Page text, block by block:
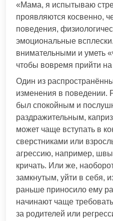
«Мама, я испытываю
проявляются косвенно,
поведения,
эмоциональные
внимательными и уметь
чтобы вовремя прийти
Один из
изменения в поведении.
был спокойным и
раздражительным,
может чаще вступать в
сверстниками или
агрессию, например,
кричать. Или же,
замкнутым, уйти в себя,
раньше приносило ему
начинают чаще
за родителей или